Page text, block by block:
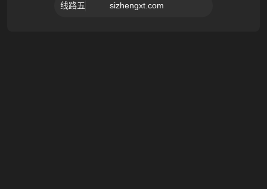
线路五 sizhengxt.com